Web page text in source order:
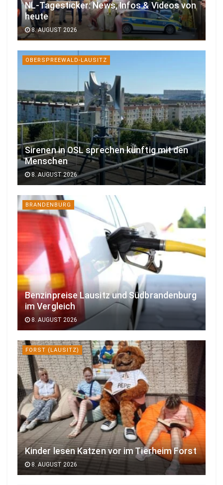
NL-Tagesticker: News, Infos & Videos von
heute
8. AUGUST 2026
OBERSPREEWALD-LAUSITZ
Sirenen in OSL sprechen künftig mit den
Menschen
8. AUGUST 2026
BRANDENBURG
Benzinpreise Lausitz und Südbrandenburg
im Vergleich
8. AUGUST 2026
FORST (LAUSITZ)
Kinder lesen Katzen vor im Tierheim Forst
8. AUGUST 2026